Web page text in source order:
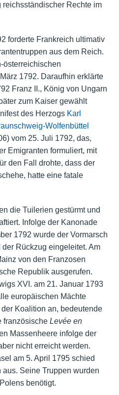
Rechte im
forderte Frankreich ultimativ
aus dem Reich.
österreichischen
1792. Daraufhin erklärte
Franz II., König von Ungarn
zum Kaiser gewählt
des Herzogs Karl
Wolfenbüttel
vom 25. Juli 1792, das,
Emigranten formuliert, mit
den Fall drohte, dass der
hatte eine fatale
die Tuilerien gestürmt und
Infolge der Kanonade
1792 wurde der Vormarsch
Rückzug eingeleitet. Am
von den Franzosen
Republik ausgerufen.
XVI. am 21. Januar 1793
europäischen Mächte
Koalition an, bedeutende
französische Levée en
Massenheere infolge der
nicht erreicht werden.
am 5. April 1795 schied
Seine Truppen wurden
benötigt.